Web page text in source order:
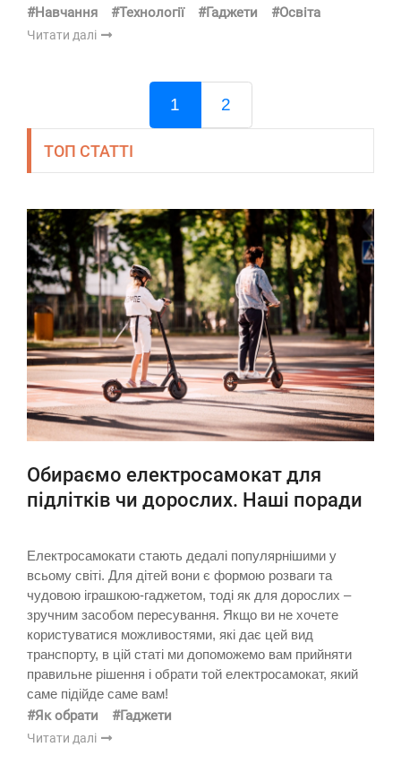
#Навчання #Технології #Гаджети #Освіта
Читати далі
1 2
ТОП СТАТТІ
Обираємо електросамокат для
підлітків чи дорослих. Наші поради
Електросамокати стають дедалі популярнішими у
всьому світі. Для дітей вони є формою розваги та
чудовою іграшкою-гаджетом, тоді як для дорослих –
зручним засобом пересування. Якщо ви не хочете
користуватися можливостями, які дає цей вид
транспорту, в цій статі ми допоможемо вам прийняти
правильне рішення і обрати той електросамокат, який
саме підійде саме вам!
#Як обрати #Гаджети
Читати далі